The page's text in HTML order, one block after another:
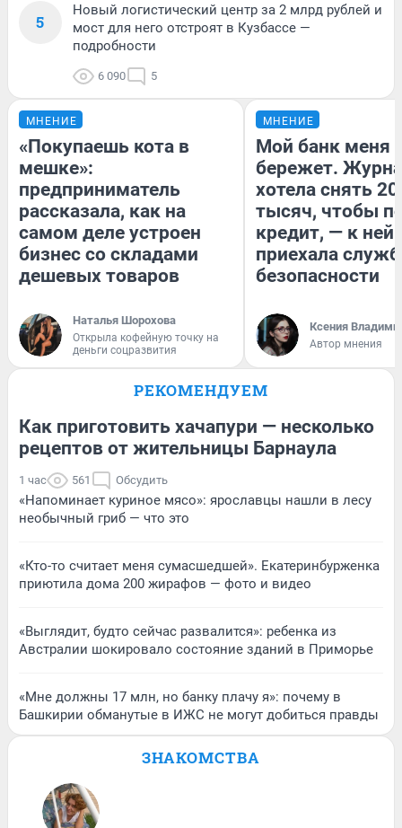
5
Новый логистический центр за 2 млрд рублей и
мост для него отстроят в Кузбассе —
подробности
6 090 5
МНЕНИЕ
«Покупаешь кота в
мешке»:
предприниматель
рассказала, как на
самом деле устроен
бизнес со складами
дешевых товаров
Наталья Шорохова
Открыла кофейную точку на
деньги соцразвития
МНЕНИЕ
Мой банк меня
бережет.
хотела снять
тысяч, чтобы
кредит, — к
приехала
безопасности
Ксения
Автор мнения
РЕКОМЕНДУЕМ
Как приготовить хачапури — несколько
рецептов от жительницы Барнаула
1 час 561 Обсудить
«Напоминает куриное мясо»: ярославцы нашли в лесу
необычный гриб — что это
«Кто-то считает меня сумасшедшей». Екатеринбурженка
приютила дома 200 жирафов — фото и видео
«Выглядит, будто сейчас развалится»: ребенка из
Австралии шокировало состояние зданий в Приморье
«Мне должны 17 млн, но банку плачу я»: почему в
Башкирии обманутые в ИЖС не могут добиться правды
ЗНАКОМСТВА